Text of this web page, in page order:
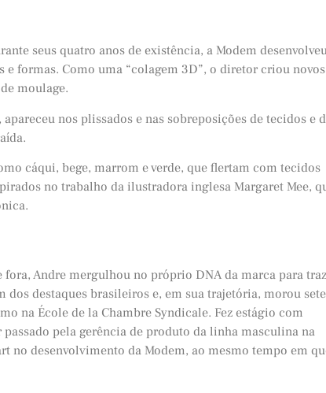
seus quatro anos de existência, a Modem
formas. Como uma “colagem 3D”, o diretor criou novos
moulage.
nos plissados e nas sobreposições de tecidos e
cáqui, bege, marrom e verde, que flertam com tecidos
no trabalho da ilustradora inglesa Margaret Mee,
fora, Andre mergulhou no próprio DNA da marca para
dos destaques brasileiros e, em sua trajetória, morou sete
na École de la Chambre Syndicale. Fez estágio com
pela gerência de produto da linha masculina na
no desenvolvimento da Modem, ao mesmo tempo em